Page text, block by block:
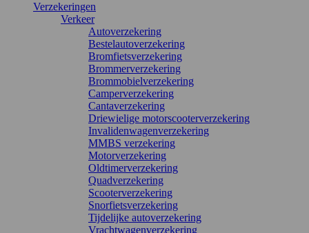
Verzekeringen
Verkeer
Autoverzekering
Bestelautoverzekering
Bromfietsverzekering
Brommerverzekering
Brommobielverzekering
Camperverzekering
Cantaverzekering
Driewielige motorscooterverzekering
Invalidenwagenverzekering
MMBS verzekering
Motorverzekering
Oldtimerverzekering
Quadverzekering
Scooterverzekering
Snorfietsverzekering
Tijdelijke autoverzekering
Vrachtwagenverzekering